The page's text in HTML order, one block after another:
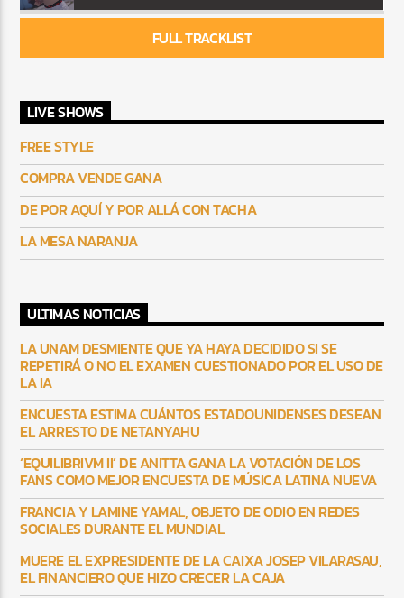
FULL TRACKLIST
LIVE SHOWS
FREE STYLE
COMPRA VENDE GANA
DE POR AQUÍ Y POR ALLÁ CON TACHA
LA MESA NARANJA
ULTIMAS NOTICIAS
LA UNAM DESMIENTE QUE YA HAYA DECIDIDO SI SE
REPETIRÁ O NO EL EXAMEN CUESTIONADO POR EL USO DE
LA IA
ENCUESTA ESTIMA CUÁNTOS ESTADOUNIDENSES DESEAN
EL ARRESTO DE NETANYAHU
‘EQUILIBRIVM II’ DE ANITTA GANA LA VOTACIÓN DE LOS
FANS COMO MEJOR ENCUESTA DE MÚSICA LATINA NUEVA
FRANCIA Y LAMINE YAMAL, OBJETO DE ODIO EN REDES
SOCIALES DURANTE EL MUNDIAL
MUERE EL EXPRESIDENTE DE LA CAIXA JOSEP VILARASAU,
EL FINANCIERO QUE HIZO CRECER LA CAJA